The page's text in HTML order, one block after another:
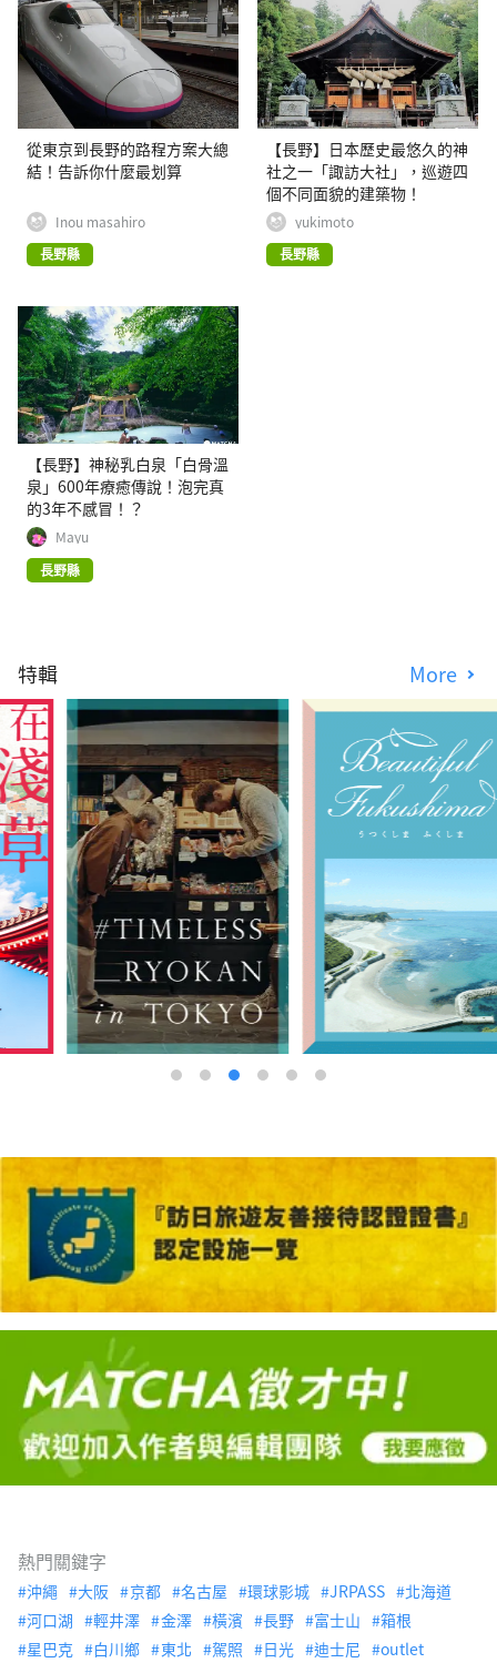
從東京到長野的路程方案大總
結！告訴你什麼最划算
Inou masahiro
長野縣
【長野】日本歷史最悠久的神
社之一「諏訪大社」，巡遊四
個不同面貌的建築物！
yukimoto
長野縣
【長野】神秘乳白泉「白骨溫
泉」600年療癒傳說！泡完真
的3年不感冒！？
Mayu
長野縣
特輯 More
熱門關鍵字
沖繩 大阪 京都 名古屋 環球影城 JRPASS
北海道
河口湖
輕井澤 金澤 橫濱 長野 富士山
箱根
星巴克
白川鄉 東北 駕照 日光 迪士尼
outlet